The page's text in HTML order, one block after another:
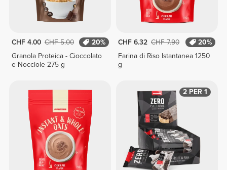
CHF 4.00 CHF 5.00
20%
Granola Proteica - Cioccolato
e Nocciole 275 g
CHF 6.32 CHF 7.90
20%
Farina di Riso Istantanea 1250
g
2 PER 1